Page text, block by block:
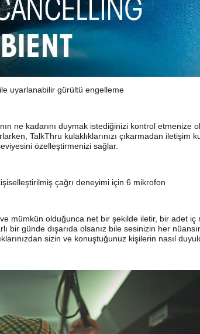
ile uyarlanabilir gürültü engelleme
ne kadarını duymak istediğinizi kontrol etmenize
TalkThru kulaklıklarınızı çıkarmadan iletişim
özelleştirmenizi sağlar.
çağrı deneyimi için 6 mikrofon
mümkün olduğunca net bir şekilde iletir, bir adet
bir günde dışarıda olsanız bile sesinizin her
sizin ve konuştuğunuz kişilerin nasıl